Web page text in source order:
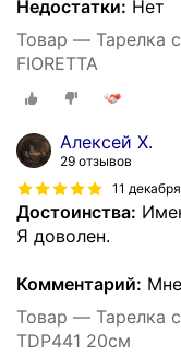
Недостатки: Нет
Товар — Тарелка
FIORETTA
Алексей Х.
29 отзывов
11
Достоинства:
Я доволен.
Комментарий:
Товар — Тарелка
TDP441 20см